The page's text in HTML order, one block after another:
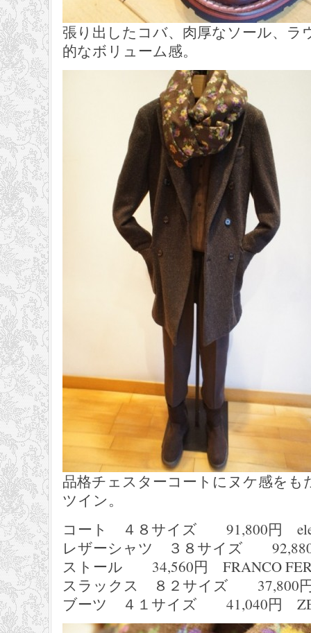
張り出したコバ、肉厚なソール、ラ
的なボリューム感。
品格チェスターコートにヌケ感を
ツイン。
コート ４８サイズ 91,800円
レザーシャツ ３８サイズ
ストール 34,560円 FRANCO
スラックス ８２サイズ 37,800
ブーツ ４１サイズ 41,040円